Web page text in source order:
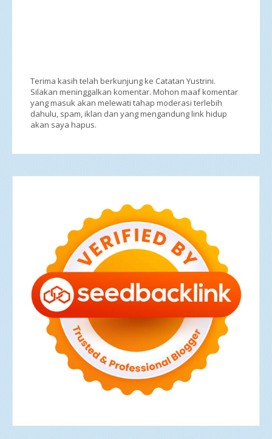
Terima kasih telah berkunjung ke Catatan Yustrini.
Silakan meninggalkan komentar. Mohon maaf komentar
yang masuk akan melewati tahap moderasi terlebih
dahulu, spam, iklan dan yang mengandung link hidup
akan saya hapus.